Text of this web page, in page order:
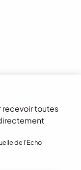
recevoir toutes
de l'Echo